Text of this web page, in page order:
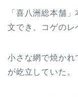
「喜八洲総本舗
文でき、コゲのレ
小さな網で焼かれ
が屹立していた。